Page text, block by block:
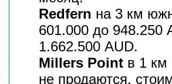
Redfern на 3 км
601.000 до 948.250
1.662.500 AUD.
Millers Point в 1 км
не продаются,